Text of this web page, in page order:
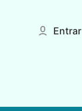
Entrar